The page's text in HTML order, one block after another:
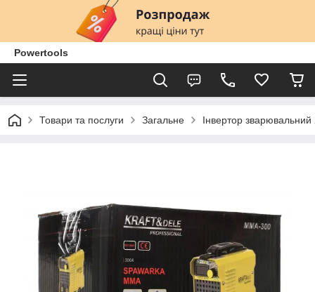
Powertools
Товари та послуги Загальне Інвертор